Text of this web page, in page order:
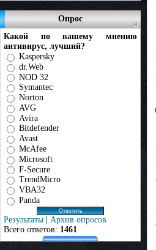
Опрос
Какой по вашему мнению
антивирус, лучший?
Kaspersky
dr.Web
NOD 32
Symantec
Norton
AVG
Avira
Bitdefender
Avast
McAfee
Microsoft
F-Secure
TrendMicro
VBA32
Panda
Результаты | Архив опросов
Всего ответов: 1461